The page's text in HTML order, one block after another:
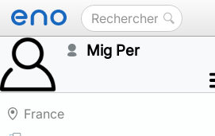
Mig Per
France